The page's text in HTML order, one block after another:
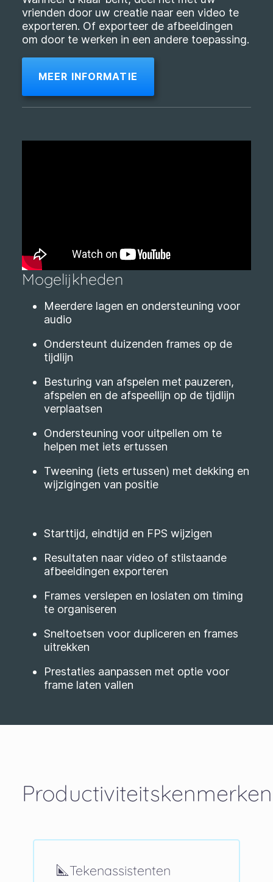
vrienden door uw creatie naar een video te
exporteren. Of exporteer de afbeeldingen
om door te werken in een andere toepassing.
MEER INFORMATIE
Mogelijkheden
Meerdere lagen en ondersteuning voor
audio
Ondersteunt duizenden frames op de
tijdlijn
Besturing van afspelen met pauzeren,
afspelen en de afspeellijn op de tijdlijn
verplaatsen
Ondersteuning voor uitpellen om te
helpen met iets ertussen
Tweening (iets ertussen) met dekking en
wijzigingen van positie
Starttijd, eindtijd en FPS wijzigen
Resultaten naar video of stilstaande
afbeeldingen exporteren
Frames verslepen en loslaten om timing
te organiseren
Sneltoetsen voor dupliceren en frames
uitrekken
Prestaties aanpassen met optie voor
frame laten vallen
Productiviteitskenmerken
Tekenassistenten